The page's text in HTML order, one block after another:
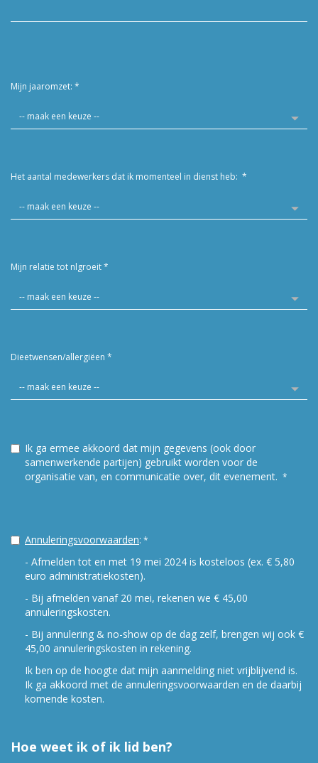
Mijn jaaromzet: *
Het aantal medewerkers dat ik momenteel in dienst heb: *
Mijn relatie tot nlgroeit*
Dieetwensen/allergiëen *
Ik ga ermee akkoord dat mijn gegevens (ook door
samenwerkende partijen) gebruikt worden voor de
organisatie van, en communicatie over, dit evenement. *
Annuleringsvoorwaarden: *
- Afmelden tot en met 19 mei 2024 is kosteloos (ex. € 5,80
euro administratiekosten).
- Bij afmelden vanaf 20 mei, rekenen we € 45,00
annuleringskosten.
- Bij annulering & no-show op de dag zelf, brengen wij ook €
45,00 annuleringskosten in rekening.
Ik ben op de hoogte dat mijn aanmelding niet vrijblijvend is.
Ik ga akkoord met de annuleringsvoorwaarden en de daarbij
komende kosten.
Hoe weet ik of ik lid ben?